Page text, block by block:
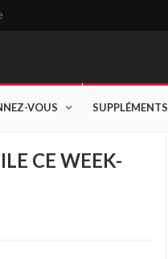
VOUS SUPPLÉMENTS
CE WEEK-